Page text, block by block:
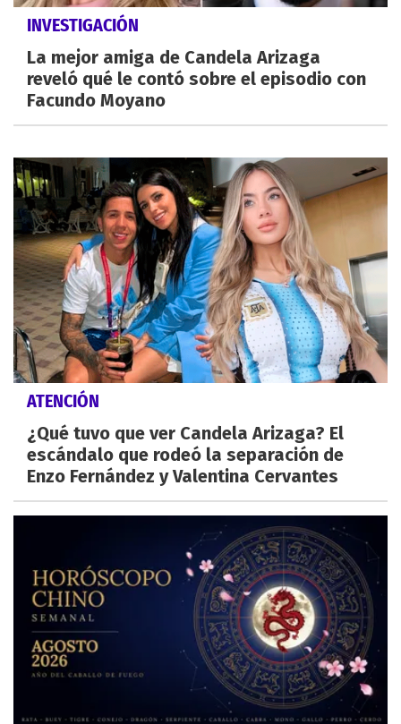
INVESTIGACIÓN
La mejor amiga de Candela Arizaga
reveló qué le contó sobre el episodio con
Facundo Moyano
ATENCIÓN
¿Qué tuvo que ver Candela Arizaga? El
escándalo que rodeó la separación de
Enzo Fernández y Valentina Cervantes